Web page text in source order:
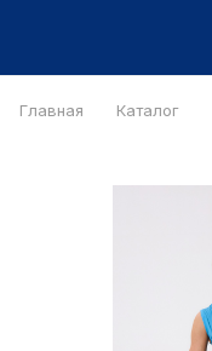
Главная Каталог